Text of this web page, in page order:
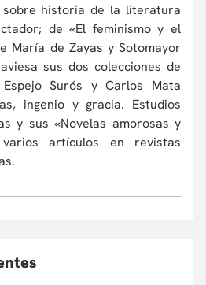
historia de la literatura
de «El feminismo y el
María de Zayas y Sotomayor
sus dos colecciones de
Surós y Carlos Mata
ingenio y gracia. Estudios
y sus «Novelas amorosas y
artículos en revistas